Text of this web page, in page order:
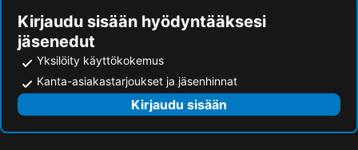
Kirjaudu sisään hyödyntääksesi
jäsenedut
Yksilöity käyttökokemus
Kanta-asiakastarjoukset ja jäsenhinnat
Kirjaudu sisään